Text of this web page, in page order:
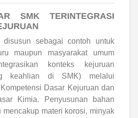
SMK TERINTEGRASI
sebagai contoh untuk
maupun masyarakat umum
konteks kejuruan
keahlian di SMK) melalui
Dasar Kejuruan dan
Kimia. Penyusunan bahan
materi korosi, minyak